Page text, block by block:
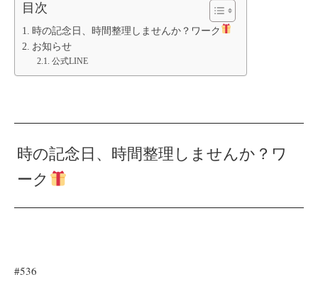
目次
時の記念日、時間整理しませんか？ワーク
お知らせ
公式LINE
時の記念日、時間整理しませんか？ワ
ーク
#536